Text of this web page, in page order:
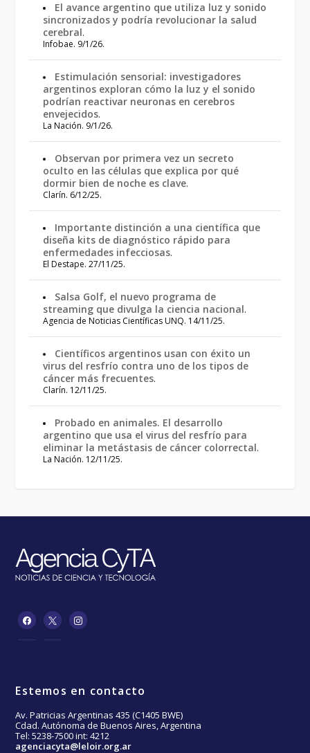
El avance argentino que utiliza luz y sonido
sincronizados y podría revolucionar la salud
cerebral.
Infobae. 9/1/26.
Estimulación sensorial: investigadores
argentinos exploran cómo la luz y el sonido
podrían reactivar neuronas en cerebros
envejecidos.
La Nación. 9/1/26.
Observan por primera vez un secreto
oculto en las células que explica por qué
dormir bien de noche es clave.
Clarín. 6/12/25.
Importante distinción a una científica que
diseña kits de diagnóstico rápido para
enfermedades infecciosas.
El Destape. 27/11/25.
Salsa Golf, el nuevo programa de
streaming que divulga la ciencia nacional.
Agencia de Noticias Científicas UNQ. 14/11/25.
Científicos argentinos usan con éxito un
virus del resfrío contra uno de los tipos de
cáncer más frecuentes.
Clarín. 12/11/25.
Probado en animales. El desarrollo
argentino que usa el virus del resfrío para
eliminar la metástasis de cáncer colorrectal.
La Nación. 12/11/25.
Estemos en contacto
Av. Patricias Argentinas 435 (C1405 BWE)
Cdad. Autónoma de Buenos Aires, Argentina
Tel: 5238-7500 int: 4212
agenciacyta@leloir.org.ar